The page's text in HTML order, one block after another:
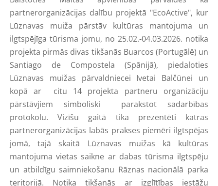
partnerorganizācijas dalību projektā "EcoActive", kur
Lūznavas muiža pārstāv kultūras mantojuma un
ilgtspējīga tūrisma jomu, no 25.02.-04.03.2026. notika
projekta pirmās divas tikšanās Buarcos (Portugālē) un
Santiago de Compostela (Spānijā), piedaloties
Lūznavas muižas pārvaldniecei Ivetai Balčūnei un
kopā ar citu 14 projekta partneru organizāciju
pārstāvjiem simboliski parakstot sadarbības
protokolu. Vizīšu gaitā tika prezentēti katras
partnerorganizācijas labās prakses piemēri ilgtspējas
jomā, tajā skaitā Lūznavas muižas kā kultūras
mantojuma vietas saikne ar dabas tūrisma ilgtspēju
un atbildīgu saimniekošanu Rāznas nacionālā parka
teritorijā. Notika tikšanās ar izglītības iestāžu